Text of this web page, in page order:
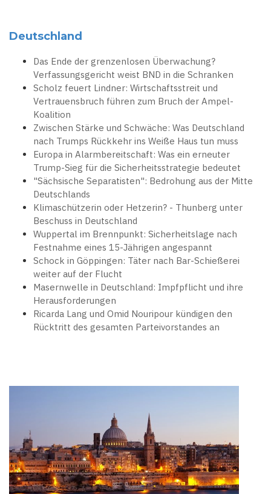
Deutschland
Das Ende der grenzenlosen Überwachung?
Verfassungsgericht weist BND in die Schranken
Scholz feuert Lindner: Wirtschaftsstreit und
Vertrauensbruch führen zum Bruch der Ampel-
Koalition
Zwischen Stärke und Schwäche: Was Deutschland
nach Trumps Rückkehr ins Weiße Haus tun muss
Europa in Alarmbereitschaft: Was ein erneuter
Trump-Sieg für die Sicherheitsstrategie bedeutet
"Sächsische Separatisten": Bedrohung aus der Mitte
Deutschlands
Klimaschützerin oder Hetzerin? - Thunberg unter
Beschuss in Deutschland
Wuppertal im Brennpunkt: Sicherheitslage nach
Festnahme eines 15-Jährigen angespannt
Schock in Göppingen: Täter nach Bar-Schießerei
weiter auf der Flucht
Masernwelle in Deutschland: Impfpflicht und ihre
Herausforderungen
Ricarda Lang und Omid Nouripour kündigen den
Rücktritt des gesamten Parteivorstandes an